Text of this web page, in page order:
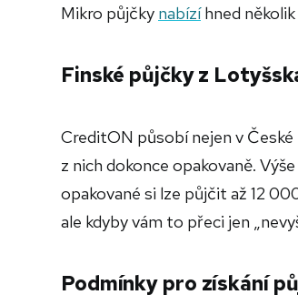
Mikro půjčky nabízíhned
Finské půjčky z
CreditON působí nejen v
z nich dokonce opakovaně.
opakované si lze půjčit až 12
ale kdyby vám to přeci jen
Podmínky pro získání